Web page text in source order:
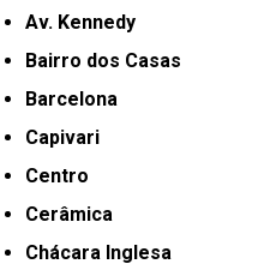
Av. Kennedy
Bairro dos Casas
Barcelona
Capivari
Centro
Cerâmica
Chácara Inglesa